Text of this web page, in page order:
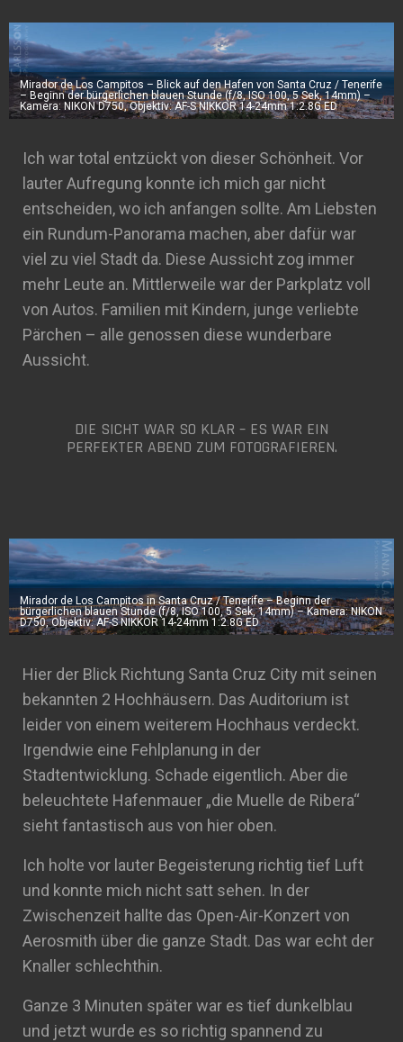
Mirador de Los Campitos – Blick auf den Hafen von Santa Cruz / Tenerife
– Beginn der bürgerlichen blauen Stunde (f/8, ISO 100, 5 Sek, 14mm) –
Kamera: NIKON D750, Objektiv: AF-S NIKKOR 14-24mm 1:2.8G ED
Ich war total entzückt von dieser Schönheit. Vor
lauter Aufregung konnte ich mich gar nicht
entscheiden, wo ich anfangen sollte. Am Liebsten
ein Rundum-Panorama machen, aber dafür war
viel zu viel Stadt da. Diese Aussicht zog immer
mehr Leute an. Mittlerweile war der Parkplatz voll
von Autos. Familien mit Kindern, junge verliebte
Pärchen – alle genossen diese wunderbare
Aussicht.
DIE SICHT WAR SO KLAR – ES WAR EIN
PERFEKTER ABEND ZUM FOTOGRAFIEREN.
Mirador de Los Campitos in Santa Cruz / Tenerife – Beginn der
bürgerlichen blauen Stunde (f/8, ISO 100, 5 Sek, 14mm) – Kamera: NIKON
D750, Objektiv: AF-S NIKKOR 14-24mm 1:2.8G ED
Hier der Blick Richtung Santa Cruz City mit seinen
bekannten 2 Hochhäusern. Das Auditorium ist
leider von einem weiterem Hochhaus verdeckt.
Irgendwie eine Fehlplanung in der
Stadtentwicklung. Schade eigentlich. Aber die
beleuchtete Hafenmauer „die Muelle de Ribera“
sieht fantastisch aus von hier oben.
Ich holte vor lauter Begeisterung richtig tief Luft
und konnte mich nicht satt sehen. In der
Zwischenzeit hallte das Open-Air-Konzert von
Aerosmith über die ganze Stadt. Das war echt der
Knaller schlechthin.
Ganze 3 Minuten später war es tief dunkelblau
und jetzt wurde es so richtig spannend zu